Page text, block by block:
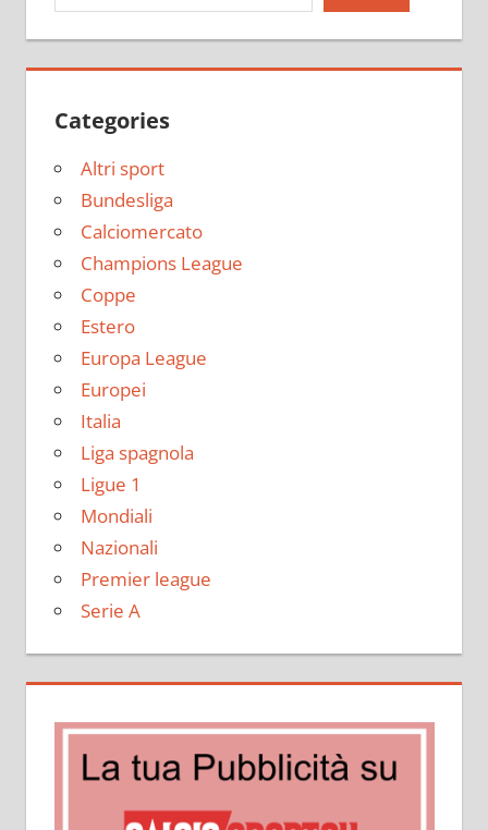
Categories
Altri sport
Bundesliga
Calciomercato
Champions League
Coppe
Estero
Europa League
Europei
Italia
Liga spagnola
Ligue 1
Mondiali
Nazionali
Premier league
Serie A